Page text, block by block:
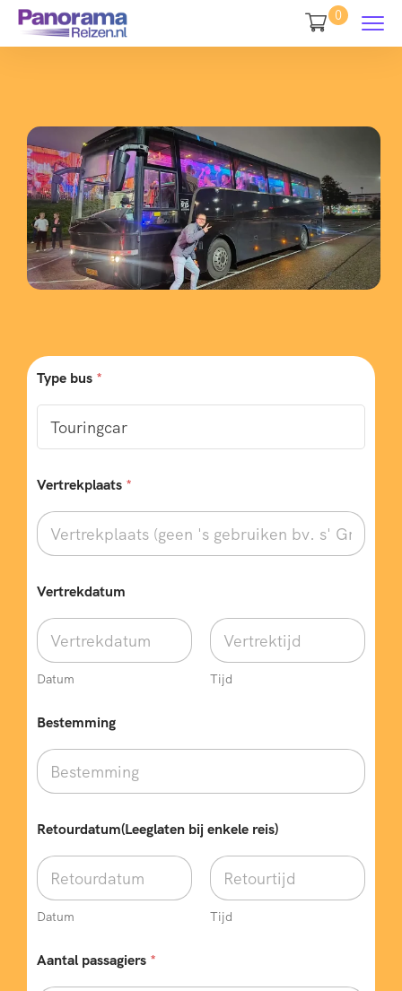
0
Type bus *
Vertrekplaats *
Vertrekdatum
Datum Tijd
Bestemming
Retourdatum(Leeglaten bij enkele reis)
Datum Tijd
Aantal passagiers *